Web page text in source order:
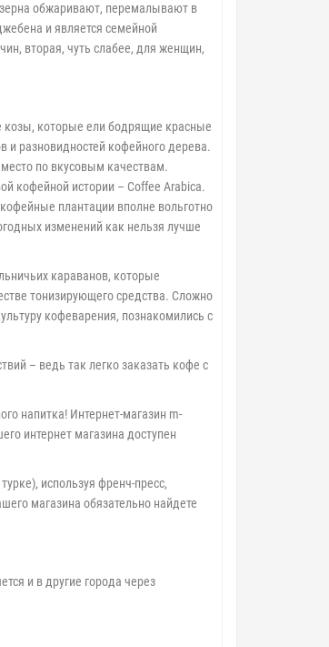
зерна обжаривают, перемалывают в
и является семейной
вторая, чуть слабее, для женщин,
козы, которые ели бодрящие красные
разновидностей кофейного дерева.
по вкусовым качествам.
кофейной истории – Coffee Arabica.
плантации вполне вольготно
изменений как нельзя лучше
караванов, которые
тонизирующего средства. Сложно
кофеварения, познакомились с
– ведь так легко заказать кофе с
напитка! Интернет-магазин m-
интернет магазина доступен
используя френч-пресс,
магазина обязательно найдете
и в другие города через